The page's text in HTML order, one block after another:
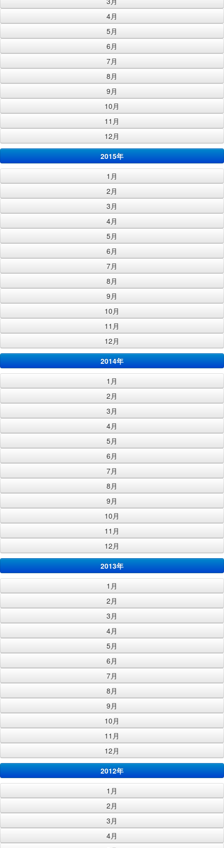
4月
5月
6月
7月
8月
9月
10月
11月
12月
2015年
1月
2月
3月
4月
5月
6月
7月
8月
9月
10月
11月
12月
2014年
1月
2月
3月
4月
5月
6月
7月
8月
9月
10月
11月
12月
2013年
1月
2月
3月
4月
5月
6月
7月
8月
9月
10月
11月
12月
2012年
1月
2月
3月
4月